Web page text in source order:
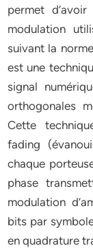
permet
modulation
suivant la
est une
signal
orthogonales
Cette
fading
chaque
phase
modulation
bits par
en quadrature